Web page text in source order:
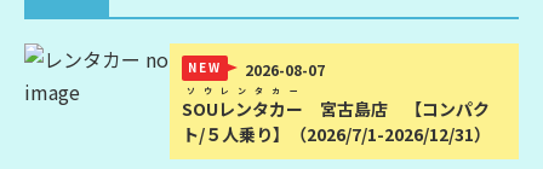
NEW 2026-08-07
SOUレンタカー
ソウレンタカー
宮古島店 【コンパク
ト/５人乗り】（2026/7/1-2026/12/31）